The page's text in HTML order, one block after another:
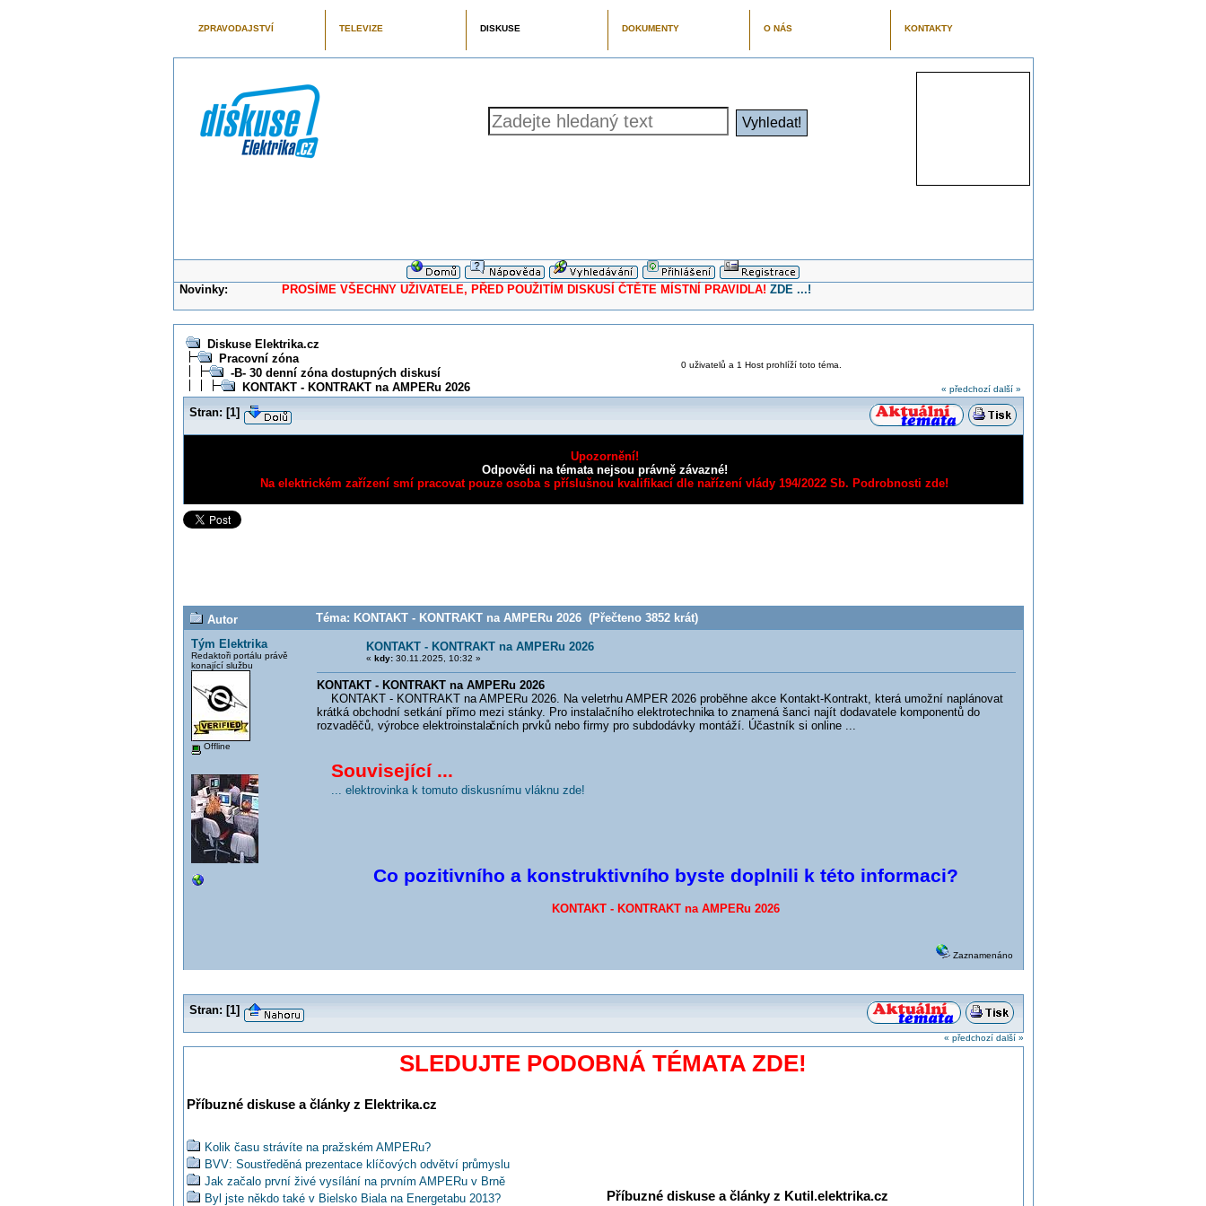
ZPRAVODAJSTVÍ TELEVIZE DISKUSE DOKUMENTY O NÁS KONTAKTY
Novinky: PROSÍME VŠECHNY UŽIVATELE, PŘED POUŽITÍM DISKUSÍ ČTĚTE MÍSTNÍ PRAVIDLA! ZDE ...!
Diskuse Elektrika.cz
Pracovní zóna
-B- 30 denní zóna dostupných diskusí
KONTAKT - KONTRAKT na AMPERu 2026
0 uživatelů a 1 Host prohlíží toto téma.
« předchozí další »
Stran: [1]
Upozornění!
Odpovědi na témata nejsou právně závazné!
Na elektrickém zařízení smí pracovat pouze osoba s příslušnou kvalifikací dle nařízení vlády 194/2022 Sb. Podrobnosti zde!
Autor
Téma: KONTAKT - KONTRAKT na AMPERu 2026 (Přečteno 3852 krát)
Tým Elektrika
Redaktoři portálu právě
konající službu
Offline
KONTAKT - KONTRAKT na AMPERu 2026
« kdy:30.11.2025, 10:32 »
KONTAKT - KONTRAKT na AMPERu 2026
KONTAKT - KONTRAKT na AMPERu 2026. Na veletrhu AMPER 2026 proběhne akce Kontakt-Kontrakt, která umožní naplánovat
krátká obchodní setkání přímo mezi stánky. Pro instalačního elektrotechnika to znamená šanci najít dodavatele komponentů do
rozvaděčů, výrobce elektroinstalačních prvků nebo firmy pro subdodávky montáží. Účastník si online ...
Související ...
... elektrovinka k tomuto diskusnímu vláknu zde!
Co pozitivního a konstruktivního byste doplnili k této informaci?
KONTAKT - KONTRAKT na AMPERu 2026
Zaznamenáno
Stran: [1]
« předchozí další »
SLEDUJTE PODOBNÁ TÉMATA ZDE!
Příbuzné diskuse a články z Elektrika.cz
Kolik času strávíte na pražském AMPERu?
BVV: Soustředěná prezentace klíčových odvětví průmyslu
Jak začalo první živé vysílání na prvním AMPERu v Brně
Byl jste někdo také v Bielsko Biala na Energetabu 2013?
Příbuzné diskuse a články z Kutil.elektrika.cz